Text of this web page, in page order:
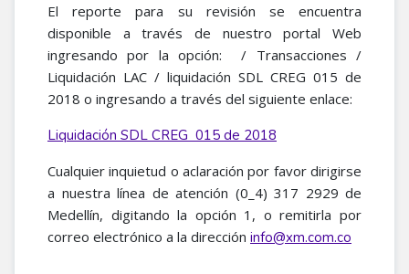
El reporte para su revisión se encuentra
disponible a través de nuestro portal Web
ingresando por la opción: / Transacciones /
Liquidación LAC / liquidación SDL CREG 015 de
2018 o ingresando a través del siguiente enlace:
Liquidación SDL CREG 015 de 2018
Cualquier inquietud o aclaración por favor dirigirse
a nuestra línea de atención (0_4) 317 2929 de
Medellín, digitando la opción 1, o remitirla por
correo electrónico a la dirección info@xm.com.co